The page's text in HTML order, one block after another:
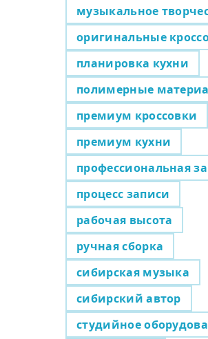
музыкальное
оригинальные
планировка кухни
полимерные
премиум кроссовки
премиум кухни
профессиональная
процесс записи
рабочая высота
ручная сборка
сибирская музыка
сибирский автор
студийное